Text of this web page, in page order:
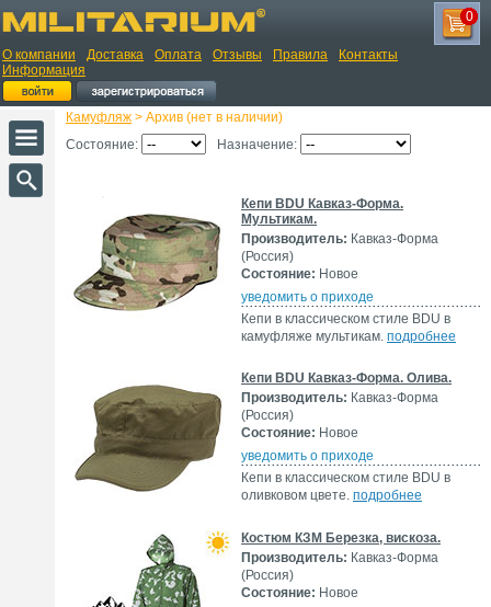
О компании Доставка Оплата Отзывы Правила
Контакты
Информация
0
Камуфляж > Архив (нет в наличии)
Состояние:
Назначение:
Кепи BDU Кавказ-Форма.
Мультикам.
Производитель: Кавказ-Форма
(Россия)
Состояние: Новое
уведомить о приходе
Кепи в классическом стиле BDU в
камуфляже мультикам. подробнее
Кепи BDU Кавказ-Форма. Олива.
Производитель: Кавказ-Форма
(Россия)
Состояние: Новое
уведомить о приходе
Кепи в классическом стиле BDU в
оливковом цвете. подробнее
Костюм КЗМ Березка, вискоза.
Производитель: Кавказ-Форма
(Россия)
Состояние: Новое